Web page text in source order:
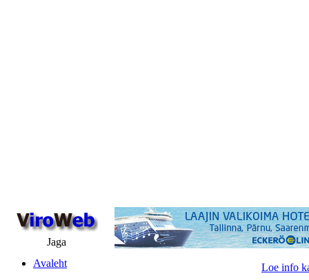
Jaga
Avaleht
Loe info